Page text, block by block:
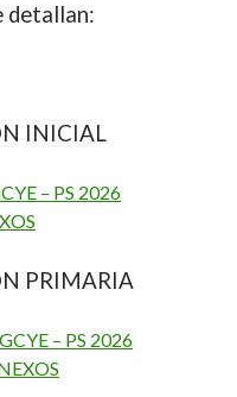
detallan:
INICIAL
– PS 2026
PRIMARIA
– PS 2026